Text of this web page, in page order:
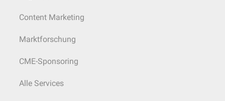
Content Marketing
Marktforschung
CME-Sponsoring
Alle Services